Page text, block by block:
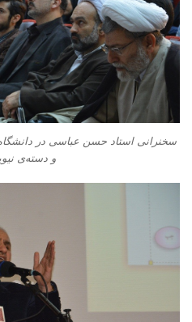
سخنرانی استاد حسن عباسی در
و دسته‌‌ی